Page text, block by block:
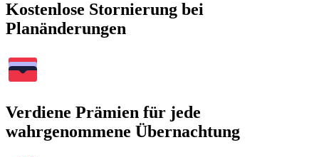
Kostenlose Stornierung bei
Planänderungen
Verdiene Prämien für jede
wahrgenommene Übernachtung